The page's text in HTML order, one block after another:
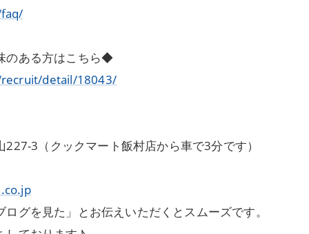
のある方はこちら◆
detail/18043/
3（クックマート飯村店から車で3分です）
グを見た」とお伝えいただくとスムーズです。